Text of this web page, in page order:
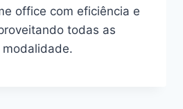
office com eficiência e
todas as